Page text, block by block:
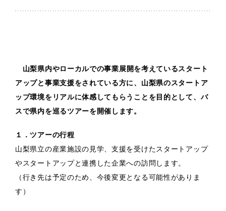
山梨県内やローカルでの事業展開を考えているスタート
アップと事業支援をされている方に、山梨県のスタートア
ップ環境をリアルに体感してもらうことを目的として、バ
スで県内を巡るツアーを開催します。
１．ツアーの行程
山梨県立の産業施設の見学、支援を受けたスタートアップ
やスタートアップと連携した企業への訪問します。
（行き先は予定のため、今後変更となる可能性がありま
す）